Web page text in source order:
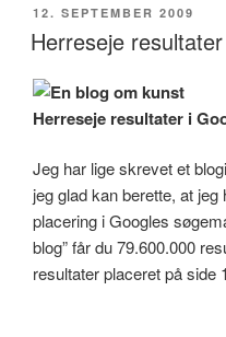
UDGIVET
DEN
12. SEPTEMBER 2009
Herreseje
Herreseje resultater i
Jeg har lige skrevet et
jeg glad kan berette, at
placering i Googles
blog” får du 79.600.000
resultater placeret på side